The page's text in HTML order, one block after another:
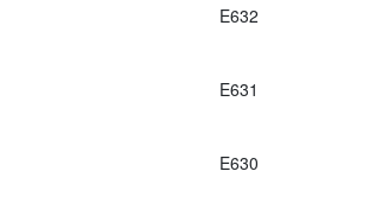
E632
E631
E630